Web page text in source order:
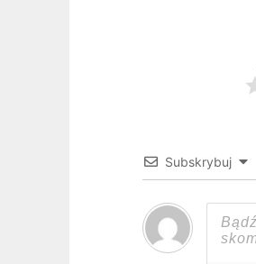
Subskrybuj